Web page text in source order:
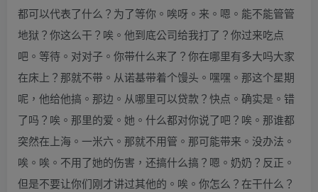
都可以代表了什么？为了等你。唉呀。来。嗯。能不能管管
地狱？你这么干？唉。他到底公司给我打了？你过来吃点
吧。等待。对对子。你带什么来了？你在哪里有多大吗大家
在床上？那就不带。从诺基带着个馒头。嘿嘿。那这个星期
呢，他给他搞。那边。从哪里可以贷款？快点。确实是。错
了吗？唉。那里的爱。她。什么都对你说了吧？唉。那谁都
突然在上海。一米六。那就不用管。那可能带来。没办法。
唉。唉。不用了她的伤害，还搞什么搞？嗯。奶奶？反正。
但是不要让你们刚才讲过其他的。唉。你怎么？在干什么？